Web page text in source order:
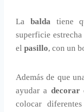
La balda tiene
superficie
el pasillo, con un
Además de que
ayudar a decorar
colocar